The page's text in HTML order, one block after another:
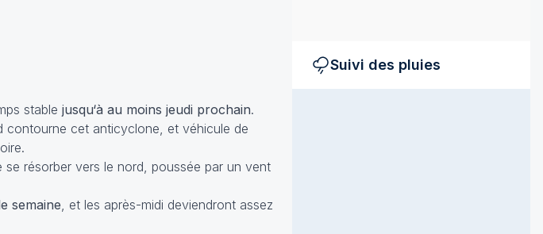
stable jusqu‘à au moins jeudi prochain.
contourne cet anticyclone, et véhicule de
se résorber vers le nord, poussée par un vent
semaine, et les après-midi deviendront assez
Suivi des pluies